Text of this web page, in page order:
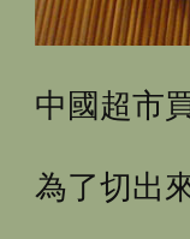
中國超市
為了切出